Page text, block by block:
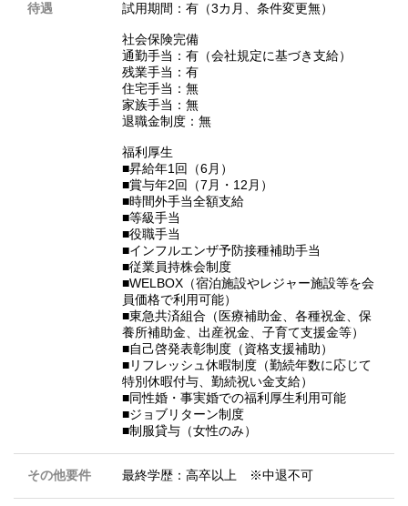
待遇 試用期間：有（3カ月、条件変更無）
社会保険完備
通勤手当：有（会社規定に基づき支給）
残業手当：有
住宅手当：無
家族手当：無
退職金制度：無
福利厚生
■昇給年1回（6月）
■賞与年2回（7月・12月）
■時間外手当全額支給
■等級手当
■役職手当
■インフルエンザ予防接種補助手当
■従業員持株会制度
■WELBOX（宿泊施設やレジャー施設等を会
員価格で利用可能）
■東急共済組合（医療補助金、各種祝金、保
養所補助金、出産祝金、子育て支援金等）
■自己啓発表彰制度（資格支援補助）
■リフレッシュ休暇制度（勤続年数に応じて
特別休暇付与、勤続祝い金支給）
■同性婚・事実婚での福利厚生利用可能
■ジョブリターン制度
■制服貸与（女性のみ）
その他要件 最終学歴：高卒以上 ※中退不可